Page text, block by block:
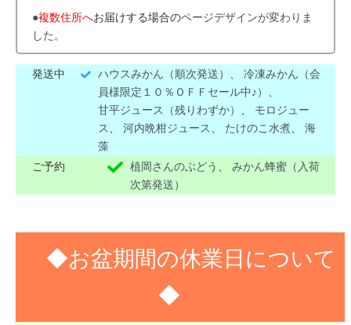
●複数住所へお届けする場合のページデザインが変わりま
した。
発送中 ハウスみかん（順次発送） 、冷凍みかん（会
員様限定１０％ＯＦＦセール中♪）
甘平ジュース（残りわずか）
モロジュー
ス
、河内晩柑ジュース たけのこ水煮 、海
藻
ご予約
植岡さんのぶどう 、みかん蜂蜜（入荷
次第発送）
◆お盆期間の休業日について
◆
８月１３日(木)～１６日(日)はお盆期間のため休業